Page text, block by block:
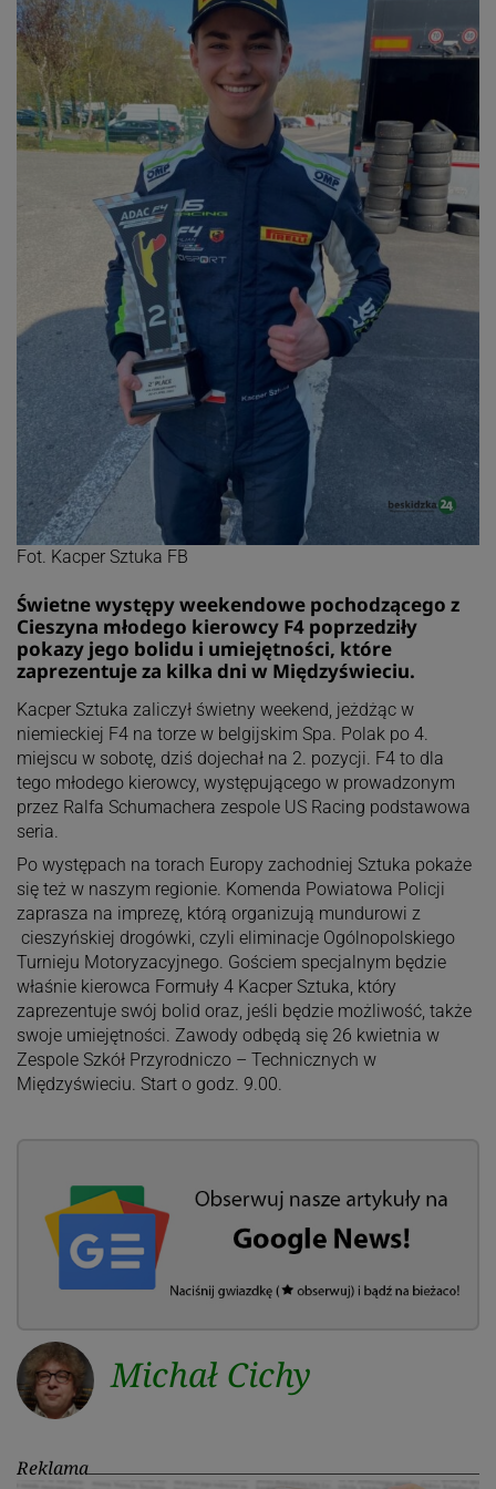
Fot. Kacper Sztuka FB
Świetne występy weekendowe pochodzącego z
Cieszyna młodego kierowcy F4 poprzedziły
pokazy jego bolidu i umiejętności, które
zaprezentuje za kilka dni w Międzyświeciu.
Kacper Sztuka zaliczył świetny weekend, jeżdżąc w
niemieckiej F4 na torze w belgijskim Spa. Polak po 4.
miejscu w sobotę, dziś dojechał na 2. pozycji. F4 to dla
tego młodego kierowcy, występującego w prowadzonym
przez Ralfa Schumachera zespole US Racing podstawowa
seria.
Po występach na torach Europy zachodniej Sztuka pokaże
się też w naszym regionie. Komenda Powiatowa Policji
zaprasza na imprezę, którą organizują mundurowi z
cieszyńskiej drogówki, czyli eliminacje Ogólnopolskiego
Turnieju Motoryzacyjnego. Gościem specjalnym będzie
właśnie kierowca Formuły 4 Kacper Sztuka, który
zaprezentuje swój bolid oraz, jeśli będzie możliwość, także
swoje umiejętności. Zawody odbędą się 26 kwietnia w
Zespole Szkół Przyrodniczo – Technicznych w
Międzyświeciu. Start o godz. 9.00.
Michał Cichy
Reklama